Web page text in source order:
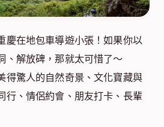
慶在地包車導遊小張！如果你以
、解放碑，那就太可惜了～
得驚人的自然奇景、文化寶藏與
行、情侶約會、朋友打卡、長輩